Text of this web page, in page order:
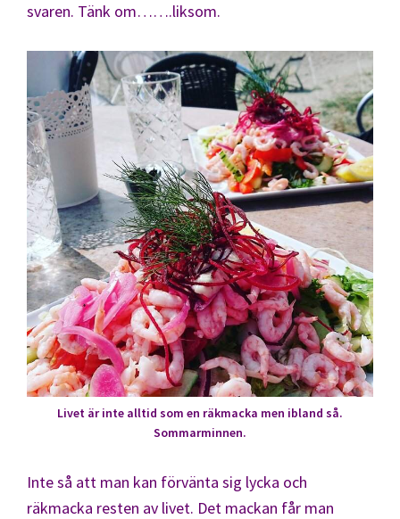
svaren. Tänk om…….liksom.
Livet är inte alltid som en räkmacka men ibland så.
Sommarminnen.
Inte så att man kan förvänta sig lycka och
räkmacka resten av livet. Det mackan får man